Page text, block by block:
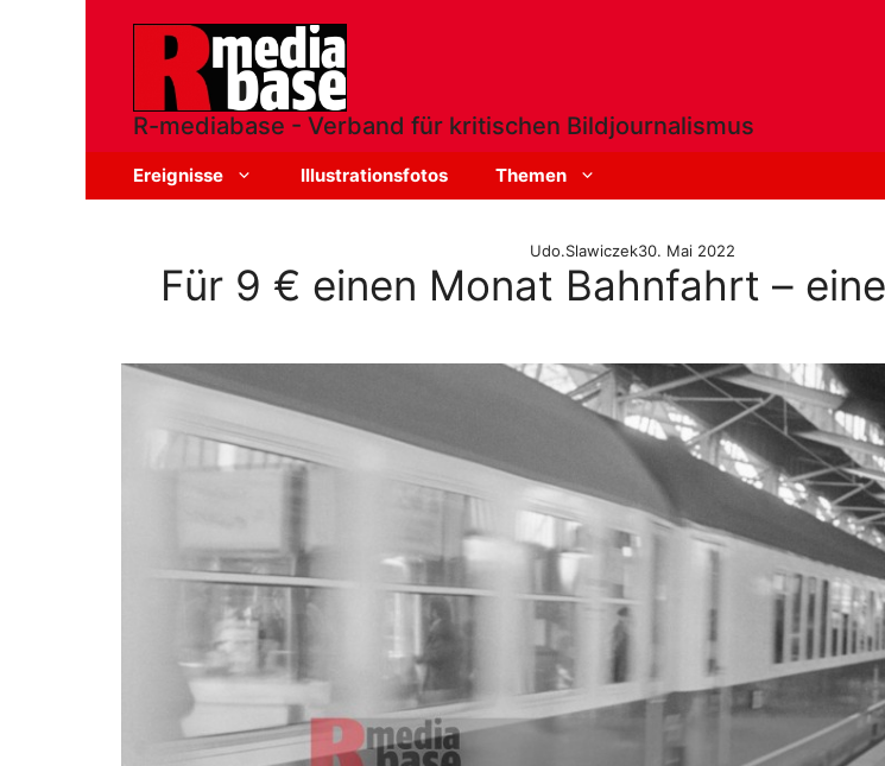
R-mediabase - Verband für kritischen Bildjournalismus
Ereignisse Illustrationsfotos Themen
Udo.Slawiczek30. Mai 2022
Für 9 € einen Monat Bahnfahrt –